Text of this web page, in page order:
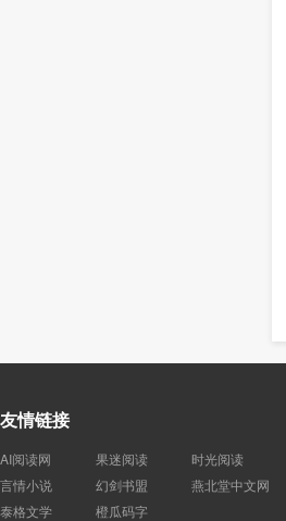
友情链接
AI阅读网 果迷阅读 时光阅读
言情小说
幻剑书盟 燕北堂中文网
泰格文学
橙瓜码字